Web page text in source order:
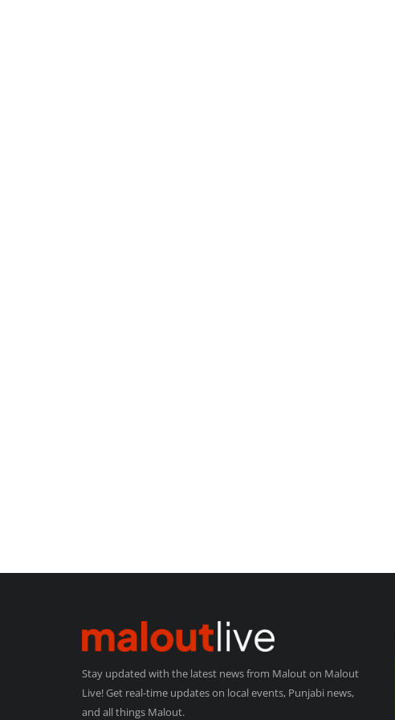
Stay updated with the latest news from Malout on Malout
Live! Get real-time updates on local events, Punjabi news,
and all things Malout.